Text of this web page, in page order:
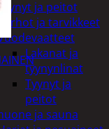
ja peitot
Verhot ja tarvikkeet
Lakanat ja
tyynynlinat
Tyynyt ja
peitot
ja sauna